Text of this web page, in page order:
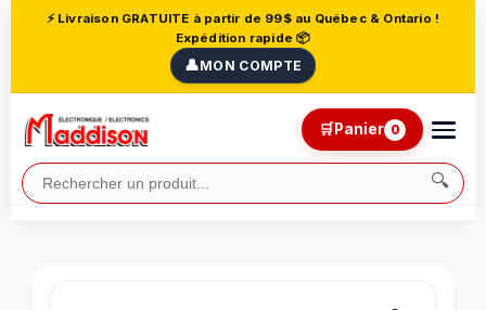
⚡ Livraison GRATUITE à partir de 99$ au Québec & Ontario !
Expédition rapide 📦
👤MON COMPTE
🔍
🛒Panier 0